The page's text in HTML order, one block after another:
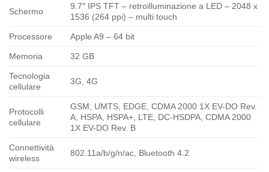
Schermo
9.7″ IPS TFT – retroilluminazione a LED – 2048 x
1536 (264 ppi) – multi touch
Processore Apple A9 – 64 bit
Memoria 32 GB
Tecnologia
cellulare
3G, 4G
Protocolli
cellulare
GSM, UMTS, EDGE, CDMA 2000 1X EV-DO Rev.
A, HSPA, HSPA+, LTE, DC-HSDPA, CDMA 2000
1X EV-DO Rev. B
Connettività
wireless
802.11a/b/g/n/ac, Bluetooth 4.2